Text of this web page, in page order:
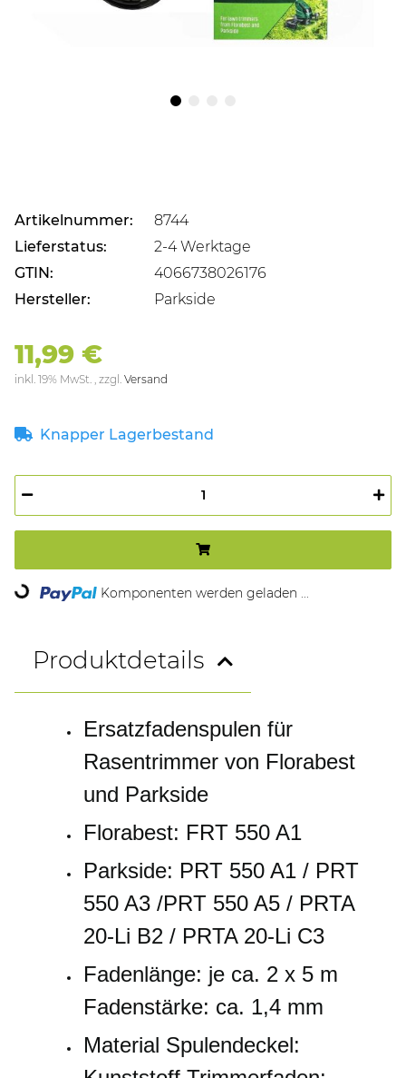
Artikelnummer:
8744
Lieferstatus:
2-4 Werktage
GTIN:
4066738026176
Hersteller:
Parkside
11,99 €
inkl. 19% MwSt. , zzgl. Versand
Knapper Lagerbestand
Komponenten werden geladen ...
Produktdetails
Ersatzfadenspulen für
Rasentrimmer von Florabest
und Parkside
Florabest: FRT 550 A1
Parkside: PRT 550 A1 / PRT
550 A3 /PRT 550 A5 / PRTA
20-Li B2 / PRTA 20-Li C3
Fadenlänge: je ca. 2 x 5 m
Fadenstärke: ca. 1,4 mm
Material Spulendeckel: